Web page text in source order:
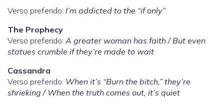
Verso preferido: I’m addicted to the “if only”
The Prophecy
Verso preferido: A greater woman has faith / But even
statues crumble if they’re made to wait
Cassandra
Verso preferido: When it’s “Burn the bitch,” they’re
shrieking / When the truth comes out, it’s quiet